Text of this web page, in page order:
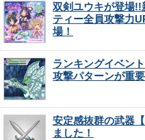
双剣ユウキが登場!!
ティー全員攻撃力
場！
ランキングイベン
攻撃パターンが重
安定感抜群の武器
ました！